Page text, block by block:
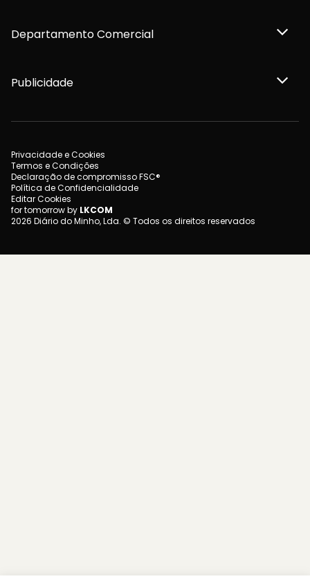
Departamento Comercial
Publicidade
Privacidade e Cookies
Termos e Condições
Declaração de compromisso FSC®
Política de Confidencialidade
Editar Cookies
for tomorrow by LKCOM
2026 Diário do Minho, Lda. © Todos os direitos reservados